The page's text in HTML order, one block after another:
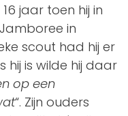
jaar toen hij in
in
scout had hij er
hij is wilde hij daar
op een
“. Zijn ouders